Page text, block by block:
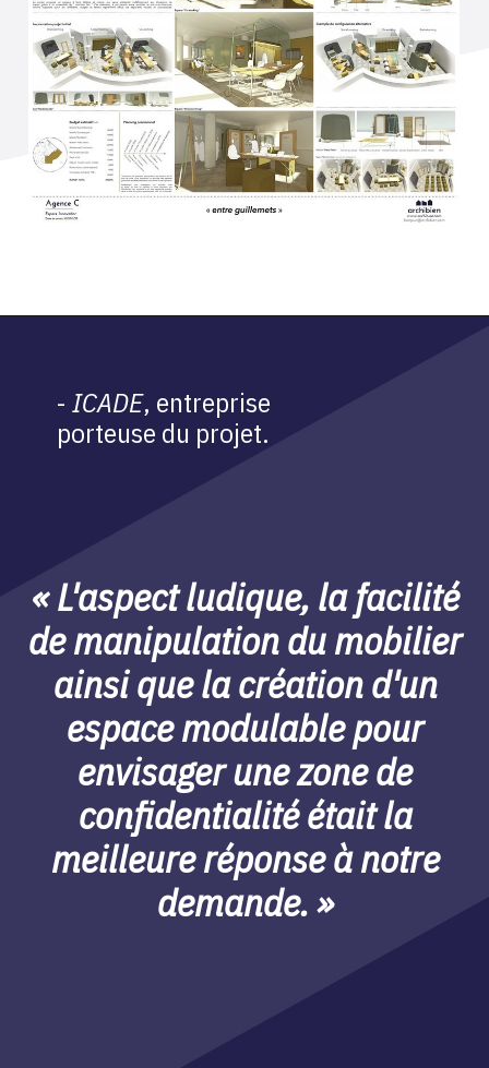
-ICADE, entreprise
porteuse du projet.
« L'aspect ludique, la facilité
de manipulation du mobilier
ainsi que la création d'un
espace modulable pour
envisager une zone de
confidentialité était la
meilleure réponse à notre
demande. »